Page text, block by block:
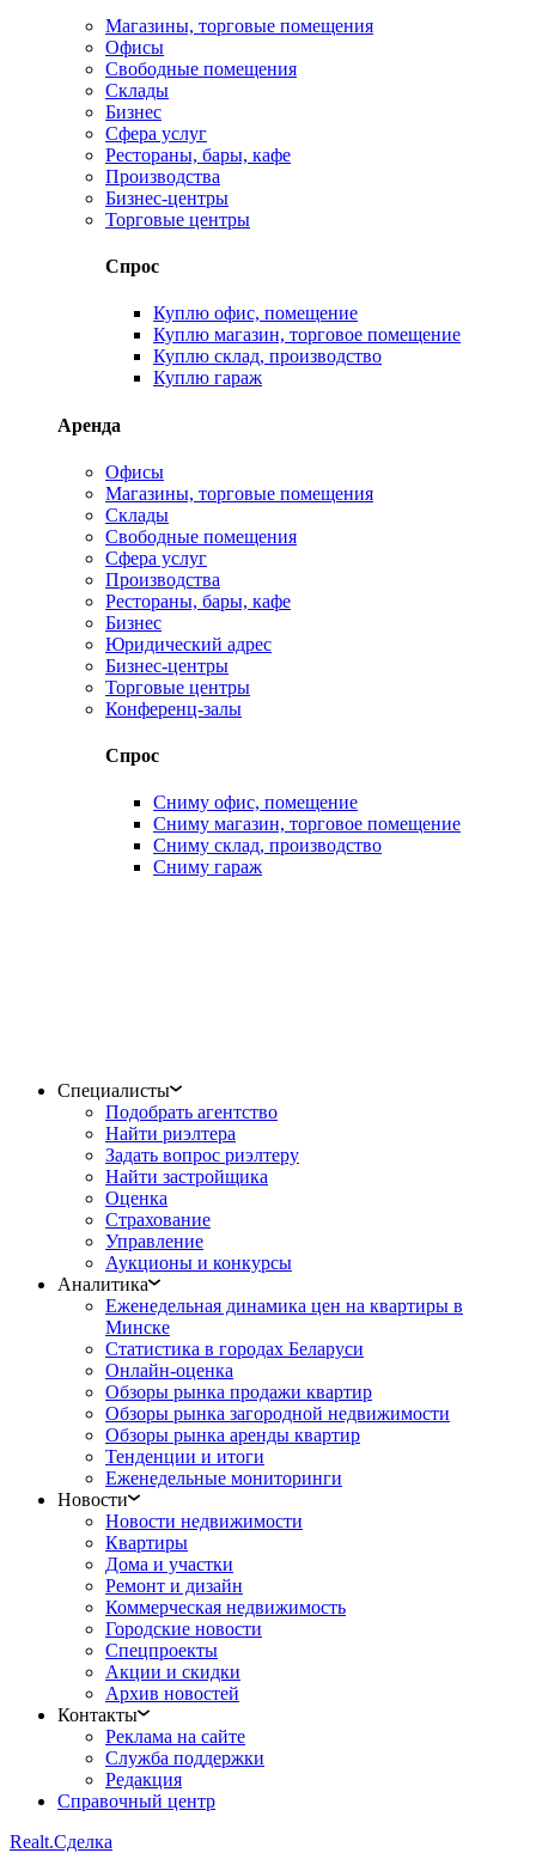
Магазины, торговые помещения
Офисы
Свободные помещения
Склады
Бизнес
Сфера услуг
Рестораны, бары, кафе
Производства
Бизнес-центры
Торговые центры
Спрос
Куплю офис, помещение
Куплю магазин, торговое помещение
Куплю склад, производство
Куплю гараж
Аренда
Офисы
Магазины, торговые помещения
Склады
Свободные помещения
Сфера услуг
Производства
Рестораны, бары, кафе
Бизнес
Юридический адрес
Бизнес-центры
Торговые центры
Конференц-залы
Спрос
Сниму офис, помещение
Сниму магазин, торговое помещение
Сниму склад, производство
Сниму гараж
Специалисты
Подобрать агентство
Найти риэлтера
Задать вопрос риэлтеру
Найти застройщика
Оценка
Страхование
Управление
Аукционы и конкурсы
Аналитика
Еженедельная динамика цен на квартиры в
Минске
Статистика в городах Беларуси
Онлайн-оценка
Обзоры рынка продажи квартир
Обзоры рынка загородной недвижимости
Обзоры рынка аренды квартир
Тенденции и итоги
Еженедельные мониторинги
Новости
Новости недвижимости
Квартиры
Дома и участки
Ремонт и дизайн
Коммерческая недвижимость
Городские новости
Спецпроекты
Акции и скидки
Архив новостей
Контакты
Реклама на сайте
Служба поддержки
Редакция
Справочный центр
Realt.Сделка